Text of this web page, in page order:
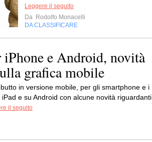
Leggere il seguito
Da Rodolfo Monacelli
DA CLASSIFICARE
e Android, novità
grafica mobile
in versione mobile, per gli smartphone e i
e su Android con alcune novità riguardanti
il seguito